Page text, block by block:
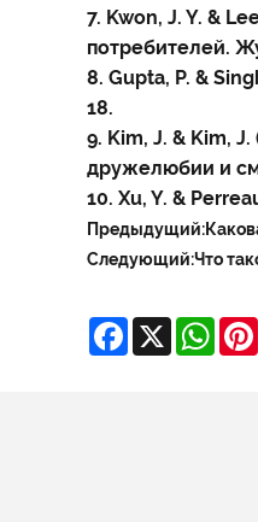
7. Kwon, J. Y. &
потребителей.
8. Gupta, P. &
18.
9. Kim, J. & Kim,
дружелюбии и
10. Xu, Y. &
Предыдущий:
Следующий:Что
Facebook
X